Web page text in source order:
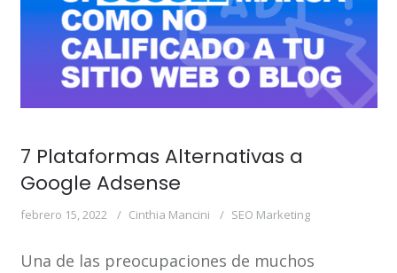
7 Plataformas Alternativas a
Google Adsense
febrero 15, 2022 Cinthia Mancini SEO Marketing
Una de las preocupaciones de muchos